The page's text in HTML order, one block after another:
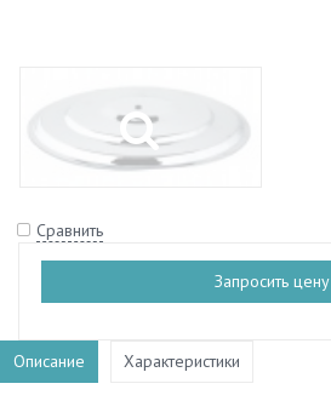
Сравнить
Запросить цену
Описание Характеристики